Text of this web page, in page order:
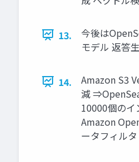
13.
今後は
モデル 返答
14.
Amazon S3
減
10000個のイ
Amazon
ータフィル